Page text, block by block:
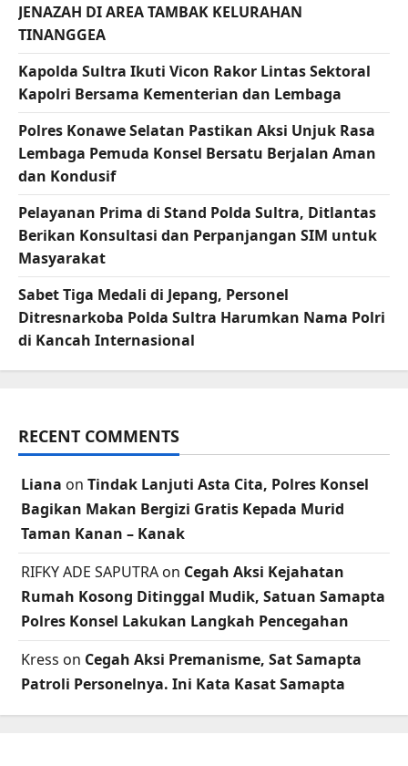
JENAZAH DI AREA TAMBAK KELURAHAN
TINANGGEA
Kapolda Sultra Ikuti Vicon Rakor Lintas Sektoral
Kapolri Bersama Kementerian dan Lembaga
Polres Konawe Selatan Pastikan Aksi Unjuk Rasa
Lembaga Pemuda Konsel Bersatu Berjalan Aman
dan Kondusif
Pelayanan Prima di Stand Polda Sultra, Ditlantas
Berikan Konsultasi dan Perpanjangan SIM untuk
Masyarakat
Sabet Tiga Medali di Jepang, Personel
Ditresnarkoba Polda Sultra Harumkan Nama Polri
di Kancah Internasional
RECENT COMMENTS
Liana on Tindak Lanjuti Asta Cita, Polres Konsel
Bagikan Makan Bergizi Gratis Kepada Murid
Taman Kanan – Kanak
RIFKY ADE SAPUTRA on Cegah Aksi Kejahatan
Rumah Kosong Ditinggal Mudik, Satuan Samapta
Polres Konsel Lakukan Langkah Pencegahan
Kress on Cegah Aksi Premanisme, Sat Samapta
Patroli Personelnya. Ini Kata Kasat Samapta